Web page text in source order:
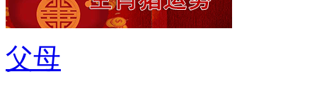
父母